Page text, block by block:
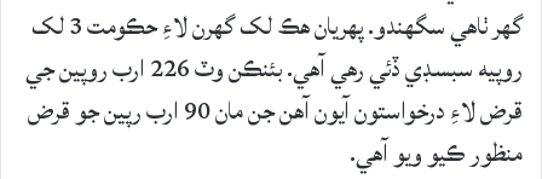
گهر ٺاهي سگهندو. پهريان هڪ لک گهرن لاءِ حڪومت 3 لک
روپيه سبسڊي ڏئي رهي آهي. بئنڪن وٽ 226 ارب روپين جي
قرض لاءِ درخواستون آيون آهن جن مان 90 ارب رپين جو قرض
منظور ڪيو ويو آهي.